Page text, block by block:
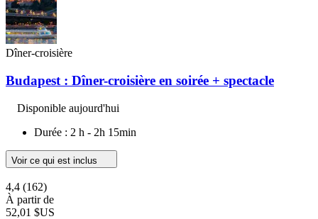
Dîner-croisière
Budapest : Dîner-croisière en soirée + spectacle
Disponible aujourd'hui
Durée : 2 h - 2h 15min
Voir ce qui est inclus
4,4 (162)
À partir de
52,01 $US